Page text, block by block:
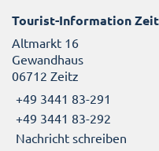
Tourist-Information
Altmarkt 16
Gewandhaus
06712 Zeitz
+49 3441 83-291
+49 3441 83-292
Nachricht schreiben